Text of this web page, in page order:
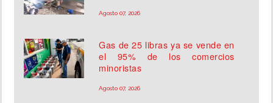
Agosto 07, 2026
Gas de 25 libras ya se vende en
el 95% de los comercios
minoristas
Agosto 07, 2026